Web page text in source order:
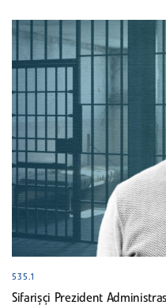
535.1
Sifarişçi Prezident